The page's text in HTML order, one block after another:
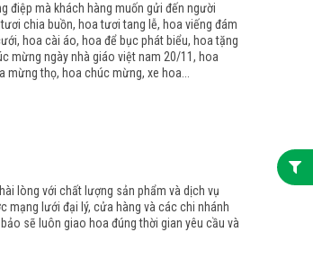
điệp mà khách hàng muốn gửi đến người
chia buồn, hoa tươi tang lễ, hoa viếng đám
hoa cài áo, hoa để bục phát biểu, hoa tặng
mừng ngày nhà giáo việt nam 20/11, hoa
thọ, hoa chúc mừng, xe hoa...
lòng với chất lượng sản phẩm và dịch vụ
mạng lưới đại lý, cửa hàng và các chi nhánh
sẽ luôn giao hoa đúng thời gian yêu cầu và